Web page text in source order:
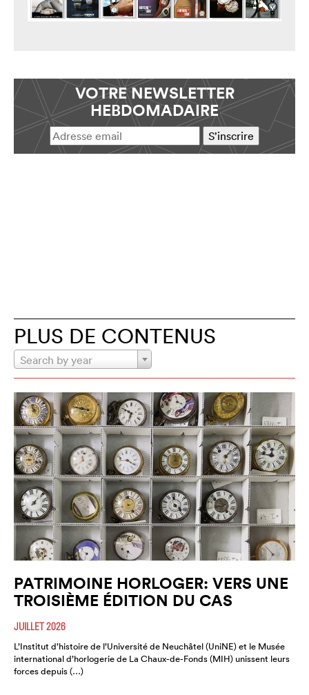
VOTRE NEWSLETTER
HEBDOMADAIRE
PLUS DE CONTENUS
Search by year
PATRIMOINE HORLOGER: VERS UNE
TROISIÈME ÉDITION DU CAS
JUILLET 2026
L’Institut d’histoire de l’Université de Neuchâtel (UniNE) et le Musée
international d’horlogerie de La Chaux-de-Fonds (MIH) unissent leurs
forces depuis (…)